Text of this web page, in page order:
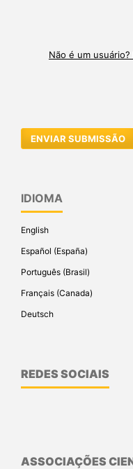
Não é um
ENVIAR SUBMISSÃO
IDIOMA
English
Español (España)
Português (Brasil)
Français (Canada)
Deutsch
REDES SOCIAIS
ASSOCIAÇÕES